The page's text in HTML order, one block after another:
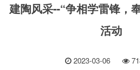
建陶风采--“争相学雷锋，
活动
2023-03-06